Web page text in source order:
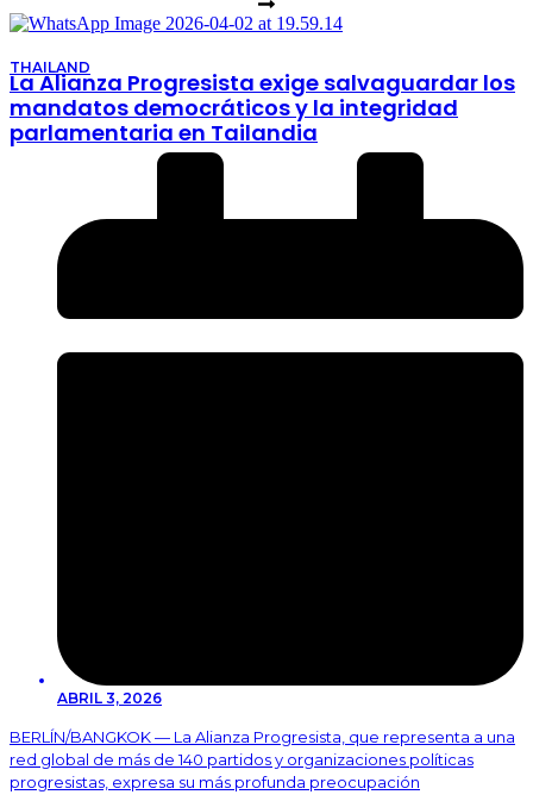
THAILAND
La Alianza Progresista exige salvaguardar los
mandatos democráticos y la integridad
parlamentaria en Tailandia
ABRIL 3, 2026
BERLÍN/BANGKOK — La Alianza Progresista, que representa a una
red global de más de 140 partidos y organizaciones políticas
progresistas, expresa su más profunda preocupación